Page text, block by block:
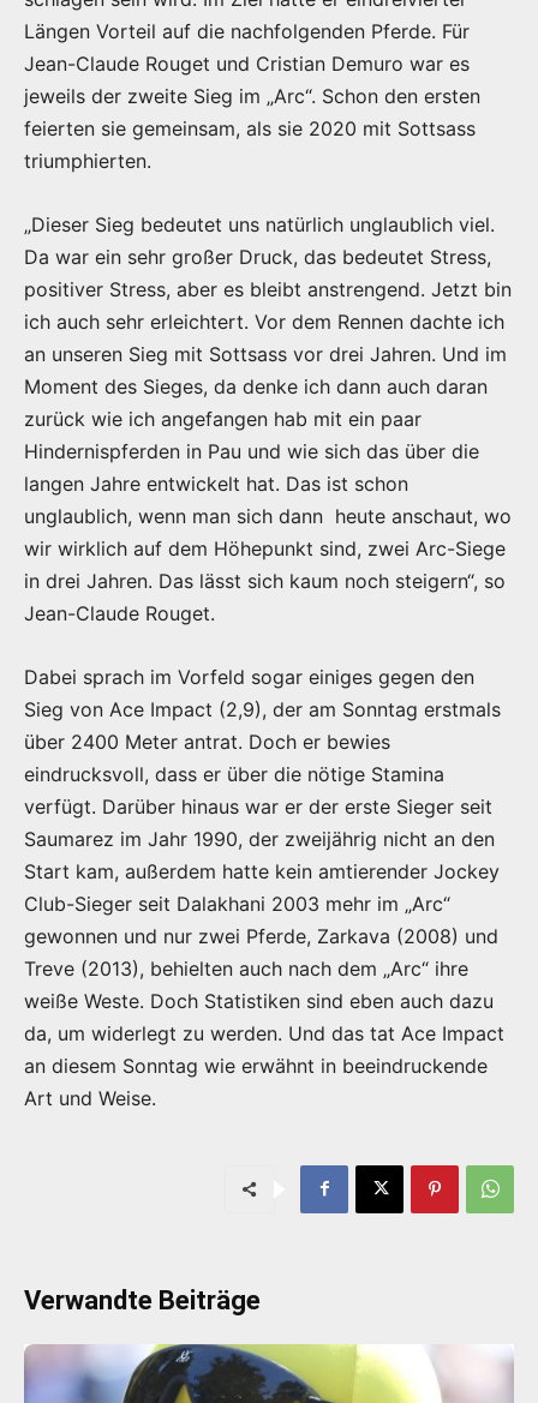
Längen Vorteil auf die nachfolgenden Pferde. Für
Jean-Claude Rouget und Cristian Demuro war es
jeweils der zweite Sieg im „Arc“. Schon den ersten
feierten sie gemeinsam, als sie 2020 mit Sottsass
triumphierten.
„Dieser Sieg bedeutet uns natürlich unglaublich viel.
Da war ein sehr großer Druck, das bedeutet Stress,
positiver Stress, aber es bleibt anstrengend. Jetzt bin
ich auch sehr erleichtert. Vor dem Rennen dachte ich
an unseren Sieg mit Sottsass vor drei Jahren. Und im
Moment des Sieges, da denke ich dann auch daran
zurück wie ich angefangen hab mit ein paar
Hindernispferden in Pau und wie sich das über die
langen Jahre entwickelt hat. Das ist schon
unglaublich, wenn man sich dann heute anschaut, wo
wir wirklich auf dem Höhepunkt sind, zwei Arc-Siege
in drei Jahren. Das lässt sich kaum noch steigern“, so
Jean-Claude Rouget.
Dabei sprach im Vorfeld sogar einiges gegen den
Sieg von Ace Impact (2,9), der am Sonntag erstmals
über 2400 Meter antrat. Doch er bewies
eindrucksvoll, dass er über die nötige Stamina
verfügt. Darüber hinaus war er der erste Sieger seit
Saumarez im Jahr 1990, der zweijährig nicht an den
Start kam, außerdem hatte kein amtierender Jockey
Club-Sieger seit Dalakhani 2003 mehr im „Arc“
gewonnen und nur zwei Pferde, Zarkava (2008) und
Treve (2013), behielten auch nach dem „Arc“ ihre
weiße Weste. Doch Statistiken sind eben auch dazu
da, um widerlegt zu werden. Und das tat Ace Impact
an diesem Sonntag wie erwähnt in beeindruckende
Art und Weise.
Verwandte Beiträge